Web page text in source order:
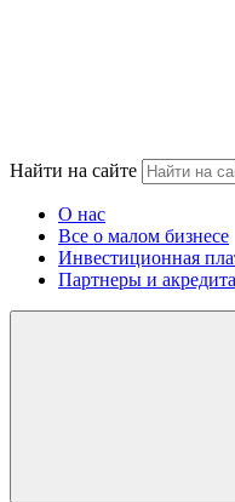
Найти на сайте
О нас
Все о малом бизнесе
Инвестиционная
Партнеры и